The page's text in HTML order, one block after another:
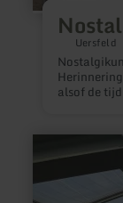
Uersfeld
informatie
Nationaler